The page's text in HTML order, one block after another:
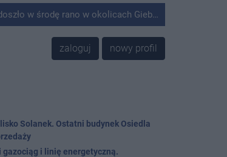
koło Janikowa. Wówczas na słupie energetycznym odnaleziono ciało mężczyzny.
zaloguj nowy profil
Solanek. Ostatni budynek Osiedla
gazociąg i linię energetyczną.